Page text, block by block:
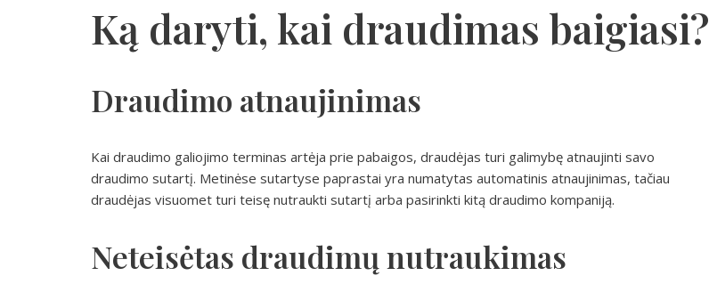
Ką daryti, kai draudimas baigiasi?
Draudimo atnaujinimas
Kai draudimo galiojimo terminas artėja prie pabaigos, draudėjas turi galimybę atnaujinti savo
draudimo sutartį. Metinėse sutartyse paprastai yra numatytas automatinis atnaujinimas, tačiau
draudėjas visuomet turi teisę nutraukti sutartį arba pasirinkti kitą draudimo kompaniją.
Neteisėtas draudimų nutraukimas